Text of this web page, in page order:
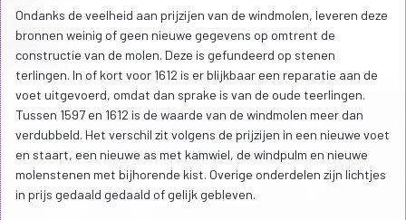
Ondanks de veelheid aan prijzijen van de windmolen, leveren deze
bronnen weinig of geen nieuwe gegevens op omtrent de
constructie van de molen. Deze is gefundeerd op stenen
terlingen. In of kort voor 1612 is er blijkbaar een reparatie aan de
voet uitgevoerd, omdat dan sprake is van de oude teerlingen.
Tussen 1597 en 1612 is de waarde van de windmolen meer dan
verdubbeld. Het verschil zit volgens de prijzijen in een nieuwe voet
en staart, een nieuwe as met kamwiel, de windpulm en nieuwe
molenstenen met bijhorende kist. Overige onderdelen zijn lichtjes
in prijs gedaald gedaald of gelijk gebleven.